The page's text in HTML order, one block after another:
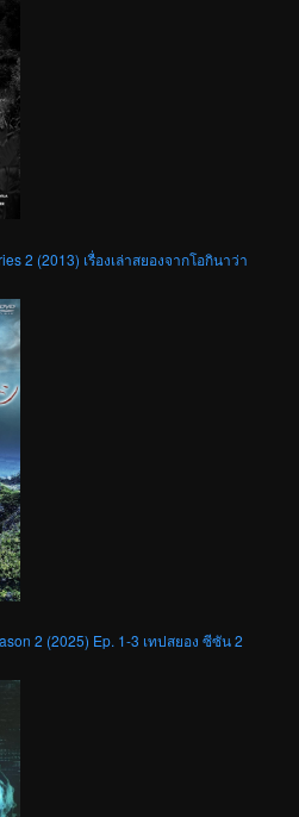
2 (2013) เรื่องเล่าสยองจากโอกินาว่า
2 (2025) Ep. 1-3 เทปสยอง ซีซัน 2